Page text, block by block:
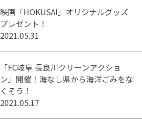
映画「HOKUSAI」オリジナルグッズ
プレゼント！
2021.05.31
「FC岐阜 長良川クリーンアクショ
ン」開催！海なし県から海洋ごみをな
くそう！
2021.05.17